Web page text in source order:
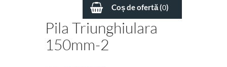
Coș de ofertă (0)
Pila Triunghiulara
150mm-2